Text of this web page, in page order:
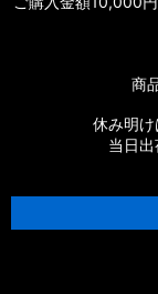
商
休み明け
当日出